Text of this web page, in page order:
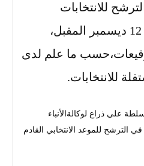
في الترشح للانتخابات
الرئاسية المقررة يوم 12 ديسمبر المقبل،
ما علم لدى
للانتخابات.
علي ذراع لوكالةالأنباء
الترشح للموعد الانتخابي القادم